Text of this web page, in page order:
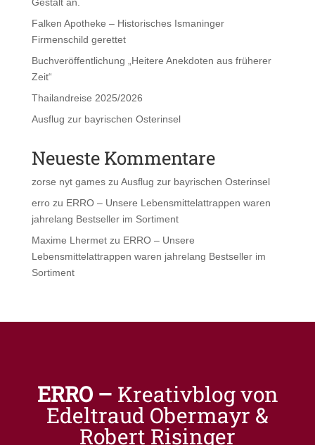
Gestalt an.
Falken Apotheke – Historisches Ismaninger
Firmenschild gerettet
Buchveröffentlichung „Heitere Anekdoten aus früherer
Zeit“
Thailandreise 2025/2026
Ausflug zur bayrischen Osterinsel
Neueste Kommentare
zorse nyt gameszu Ausflug zur bayrischen Osterinsel
errozu ERRO – Unsere Lebensmittelattrappen waren
jahrelang Bestseller im Sortiment
Maxime Lhermetzu ERRO – Unsere
Lebensmittelattrappen waren jahrelang Bestseller im
Sortiment
ERRO – Kreativblog von
Edeltraud Obermayr &
Robert Risinger